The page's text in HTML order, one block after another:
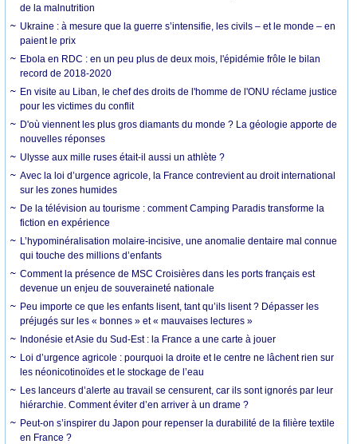
de la malnutrition
Ukraine : à mesure que la guerre s’intensifie, les civils – et le monde – en
paient le prix
Ebola en RDC : en un peu plus de deux mois, l'épidémie frôle le bilan
record de 2018-2020
En visite au Liban, le chef des droits de l'homme de l'ONU réclame justice
pour les victimes du conflit
D'où viennent les plus gros diamants du monde ? La géologie apporte de
nouvelles réponses
Ulysse aux mille ruses était-il aussi un athlète ?
Avec la loi d’urgence agricole, la France contrevient au droit international
sur les zones humides
De la télévision au tourisme : comment Camping Paradis transforme la
fiction en expérience
L’hypominéralisation molaire-incisive, une anomalie dentaire mal connue
qui touche des millions d’enfants
Comment la présence de MSC Croisières dans les ports français est
devenue un enjeu de souveraineté nationale
Peu importe ce que les enfants lisent, tant qu’ils lisent ? Dépasser les
préjugés sur les « bonnes » et « mauvaises lectures »
Indonésie et Asie du Sud-Est : la France a une carte à jouer
Loi d’urgence agricole : pourquoi la droite et le centre ne lâchent rien sur
les néonicotinoïdes et le stockage de l’eau
Les lanceurs d’alerte au travail se censurent, car ils sont ignorés par leur
hiérarchie. Comment éviter d’en arriver à un drame ?
Peut-on s’inspirer du Japon pour repenser la durabilité de la filière textile
en France ?